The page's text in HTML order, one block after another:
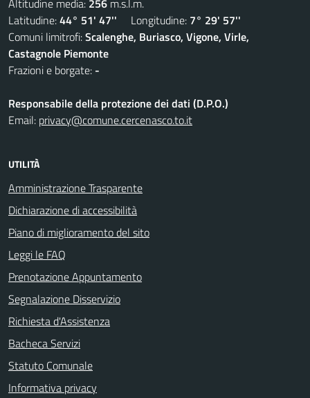
Latitudine:44° 51' 47'' Longitudine: 7° 29' 57''
Comuni limitrofi:Scalenghe, Buriasco, Vigone, Virle,
Castagnole Piemonte
Frazioni e borgate: -
Responsabile della protezione dei dati (D.P.O.)
Email: privacy@comune.cercenasco.to.it
UTILITÀ
Amministrazione Trasparente
Dichiarazione di accessibilità
Piano di miglioramento del sito
Leggi le FAQ
Prenotazione Appuntamento
Segnalazione Disservizio
Richiesta d'Assistenza
Bacheca Servizi
Statuto Comunale
Informativa privacy